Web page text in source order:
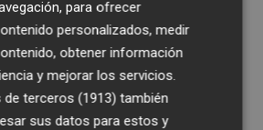
para ofrecer
personalizados, medir
obtener información
y mejorar los servicios.
de terceros (1913) también
sus datos para estos y